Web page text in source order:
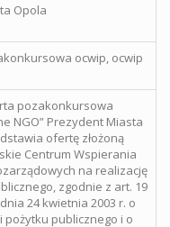
Opola
ocwip, ocwip
pozakonkursowa
NGO” Prezydent Miasta
ofertę złożoną
Centrum Wspierania
na realizację
zgodnie z art. 19
24 kwietnia 2003 r. o
pożytku publicznego i o